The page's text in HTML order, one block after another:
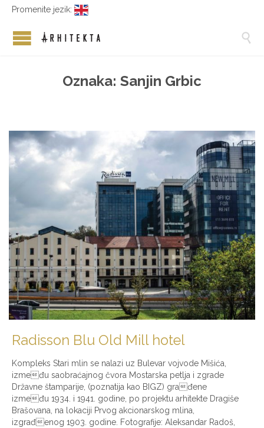
Promenite jezik:

Oznaka: Sanjin Grbic
Radisson Blu Old Mill hotel
Kompleks Stari mlin se nalazi uz Bulevar vojvode Mišića,
između saobraćajnog čvora Mostarska petlja i zgrade
Državne štamparije, (poznatija kao BIGZ) građene
između 1934. i 1941. godine, po projektu arhitekte Dragiše
Brašovana, na lokaciji Prvog akcionarskog mlina,
izgrađenog 1903. godine. Fotografije: Aleksandar Radoš,